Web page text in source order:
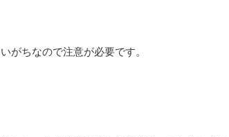
がちなので注意が必要です。